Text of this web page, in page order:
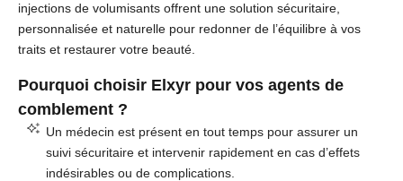
injections de volumisants offrent une solution sécuritaire,
personnalisée et naturelle pour redonner de l’équilibre à vos
traits et restaurer votre beauté.
Pourquoi choisir Elxyr pour vos agents de
comblement ?
Un médecin est présent en tout temps pour assurer un
suivi sécuritaire et intervenir rapidement en cas d’effets
indésirables ou de complications.